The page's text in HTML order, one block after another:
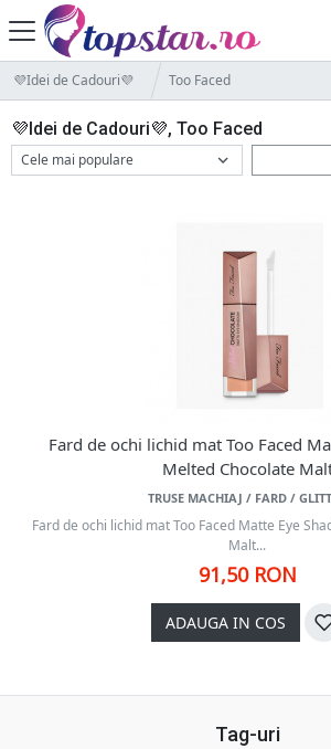
💜Idei de Cadouri💜 Too Faced
💜Idei de Cadouri💜, Too Faced
Fard de ochi lichid mat Too Faced
Melted Chocolate
TRUSE MACHIAJ / FARD /
Fard de ochi lichid mat Too Faced Matte Eye
Malt...
91,50 RON
ADAUGA IN COS
Tag-uri